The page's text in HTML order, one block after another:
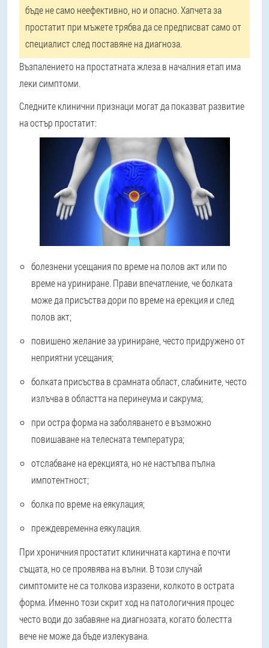
бъде не само неефективно, но и опасно. Хапчета за
простатит при мъжете трябва да се предписват само от
специалист след поставяне на диагноза.
Възпалението на простатната жлеза в началния етап има
леки симптоми.
Следните клинични признаци могат да показват развитие
на остър простатит:
болезнени усещания по време на полов акт или по
време на уриниране. Прави впечатление, че болката
може да присъства дори по време на ерекция и след
полов акт;
повишено желание за уриниране, често придружено от
неприятни усещания;
болката присъства в срамната област, слабините, често
излъчва в областта на перинеума и сакрума;
при остра форма на заболяването е възможно
повишаване на телесната температура;
отслабване на ерекцията, но не настъпва пълна
импотентност;
болка по време на еякулация;
преждевременна еякулация.
При хроничния простатит клиничната картина е почти
същата, но се проявява на вълни. В този случай
симптомите не са толкова изразени, колкото в острата
форма. Именно този скрит ход на патологичния процес
често води до забавяне на диагнозата, когато болестта
вече не може да бъде излекувана.